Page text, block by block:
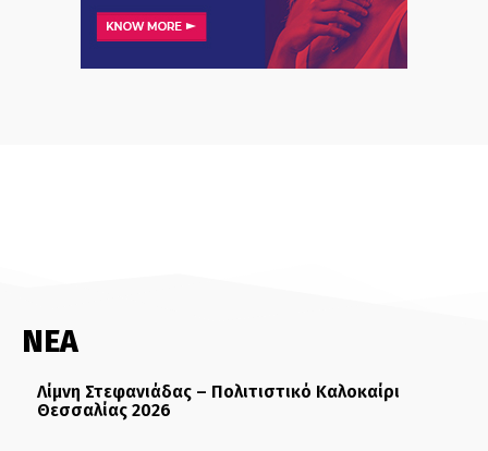
ΝΕΑ
Λίμνη Στεφανιάδας – Πολιτιστικό Καλοκαίρι
Θεσσαλίας 2026